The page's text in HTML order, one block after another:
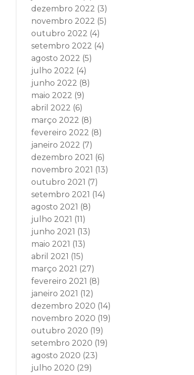
dezembro 2022 (3)
novembro 2022 (5)
outubro 2022 (4)
setembro 2022 (4)
agosto 2022 (5)
julho 2022 (4)
junho 2022 (8)
maio 2022 (9)
abril 2022 (6)
março 2022 (8)
fevereiro 2022 (8)
janeiro 2022 (7)
dezembro 2021 (6)
novembro 2021 (13)
outubro 2021 (7)
setembro 2021 (14)
agosto 2021 (8)
julho 2021 (11)
junho 2021 (13)
maio 2021 (13)
abril 2021 (15)
março 2021 (27)
fevereiro 2021 (8)
janeiro 2021 (12)
dezembro 2020 (14)
novembro 2020 (19)
outubro 2020 (19)
setembro 2020 (19)
agosto 2020 (23)
julho 2020 (29)